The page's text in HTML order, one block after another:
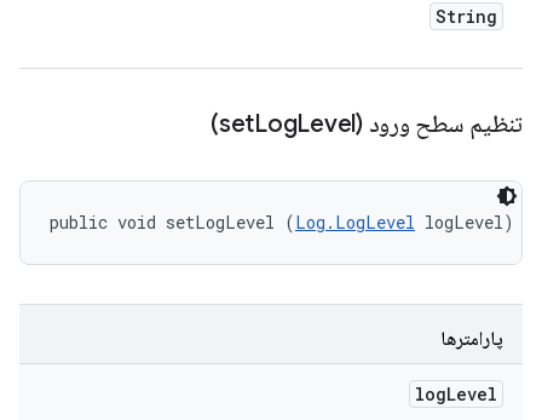
String
تنظیم سطح ورود (set LogLevel)
public void setLogLevel (Log.LogLevel logLevel)
پارامترها
logLevel